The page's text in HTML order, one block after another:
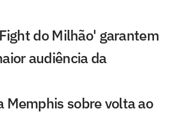
do Milhão' garantem
audiência da
Memphis sobre volta ao